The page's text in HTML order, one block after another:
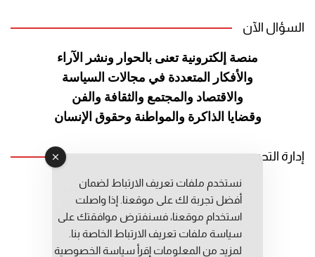
السؤال الآن
منصة إلكترونية تعنى بالحوار ونشر الآراء
والأفكار المتعددة في مجالات السياسة
والاقتصاد والمجتمع والثقافة والفن
وقضايا الذاكرة والمواطنة وحقوق الإنسان
إدارة التحرير
رئيس التحرير: عبد الرحيم التوراني
رئيس التحرير المساعد: المعطي قبال
مديرة التحرير: فاطمة حوحو
نستخدم ملفات تعريف الارتباط لضمان
أفضل تجربة لك على موقعنا. إذا واصلت
استخدام موقعنا، فسنفترض موافقتك على
سياسة ملفات تعريف الارتباط الخاصة بنا.
لمزيد من المعلومات إقرأ سياسة الخصوصية